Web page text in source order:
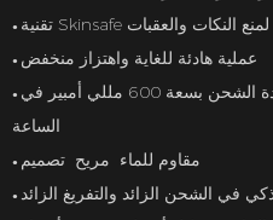
●
● عملية هادئة للغاية واهتزاز منخفض
● بطارية ليثيوم أيون مدمجة قابلة لإعادة الشحن بسعة 600 مللي أمبير في
●
●